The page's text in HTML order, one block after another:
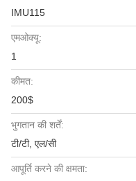
IMU115
एमओक्यू:
1
कीमत:
200$
भुगतान की शर्तें:
टी/टी, एल/सी
आपूर्ति करने की क्षमता: